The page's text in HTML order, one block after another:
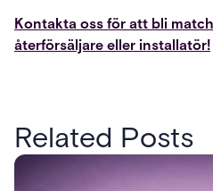
Kontakta oss för att bli
återförsäljare eller installatör!
Related Posts